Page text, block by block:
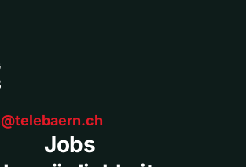
Jobs